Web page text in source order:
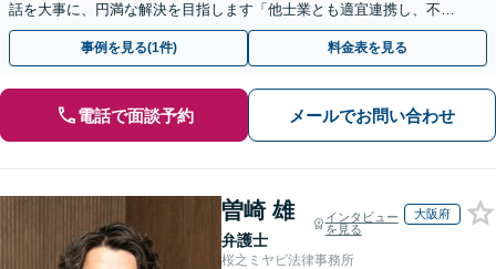
話を大事に、円満な解決を目指します「他士業とも適宜連携し、不動
産経営者さまに法的観点から戦略的なアドバイスを提供」
事例を見る(1件) 料金表を見る
電話で面談予約 メールでお問い合わせ
曽崎 雄
弁護士
インタビュー
を見る
大阪府
桜之ミヤビ法律事務所